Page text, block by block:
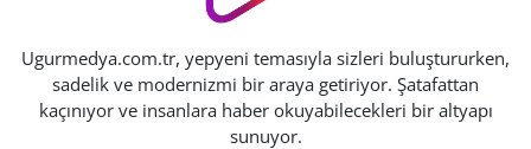
Ugurmedya.com.tr, yepyeni temasıyla sizleri buluştururken,
sadelik ve modernizmi bir araya getiriyor. Şatafattan
kaçınıyor ve insanlara haber okuyabilecekleri bir altyapı
sunuyor.